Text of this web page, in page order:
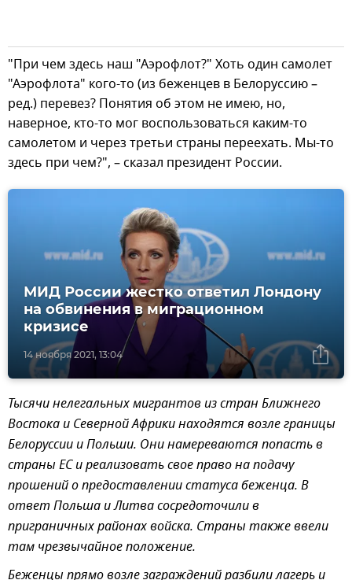
"При чем здесь наш "Аэрофлот?" Хоть один самолет
"Аэрофлота" кого-то (из беженцев в Белоруссию –
ред.) перевез? Понятия об этом не имею, но,
наверное, кто-то мог воспользоваться каким-то
самолетом и через третьи страны переехать. Мы-то
здесь при чем?", – сказал президент России.
14 ноября 2021, 13:04
МИД России жестко ответил Лондону
на обвинения в миграционном
кризисе
Тысячи нелегальных мигрантов из стран Ближнего
Востока и Северной Африки находятся возле границы
Белоруссии и Польши. Они намереваются попасть в
страны ЕС и реализовать свое право на подачу
прошений о предоставлении статуса беженца. В
ответ Польша и Литва сосредоточили в
приграничных районах войска. Страны также ввели
там чрезвычайное положение.
Беженцы прямо возле заграждений разбили лагерь и